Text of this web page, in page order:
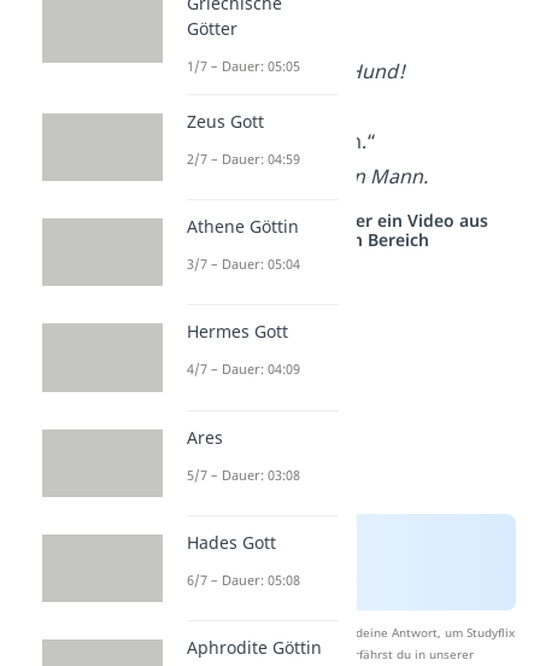
„Cave canem!“
Vorsicht vor dem Hund!
„Barba decet virum.“
Der Bart macht den Mann.
Studyflix vernetzt: Hier ein Video aus
einem anderen Bereich
Nach Beantwortung speichern wir deine Antwort, um Studyflix
zu verbessern. Mehr dazu erfährst du in unserer
Götter
1/7 – Dauer: 05:05
Zeus Gott
2/7 – Dauer: 04:59
Athene Göttin
3/7 – Dauer: 05:04
Hermes Gott
4/7 – Dauer: 04:09
Ares
5/7 – Dauer: 03:08
Hades Gott
6/7 – Dauer: 05:08
Aphrodite Göttin